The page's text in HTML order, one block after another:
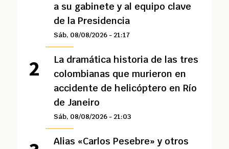
a su gabinete y al equipo clave
de la Presidencia
Sáb, 08/08/2026 - 21:17
La dramática historia de las tres
colombianas que murieron en
accidente de helicóptero en Río
de Janeiro
Sáb, 08/08/2026 - 21:03
Alias «Carlos Pesebre» y otros